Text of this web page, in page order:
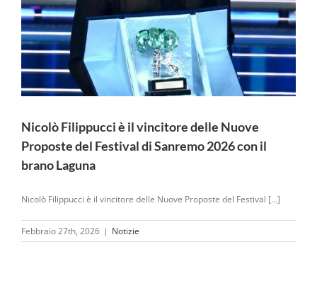
Nicolò Filippucci è il vincitore delle Nuove
Proposte del Festival di Sanremo 2026 con il
brano Laguna
Nicolò Filippucci è il vincitore delle Nuove Proposte del Festival [...]
Febbraio 27th, 2026 | Notizie